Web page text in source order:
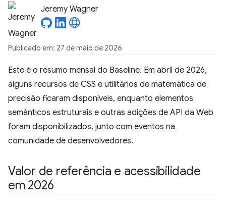
Jeremy Wagner
Publicado em: 27 de maio de 2026
Este é o resumo mensal do Baseline. Em abril de 2026,
alguns recursos de CSS e utilitários de matemática de
precisão ficaram disponíveis, enquanto elementos
semânticos estruturais e outras adições de API da Web
foram disponibilizados, junto com eventos na
comunidade de desenvolvedores.
Valor de referência e acessibilidade
em 2026